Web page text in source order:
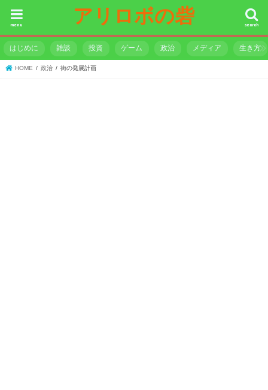
アリロボの砦 search
menu
はじめに 雑談 投資 ゲーム 政治 メディア 生き方
HOME 政治 街の発展計画